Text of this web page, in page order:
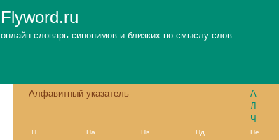
Flyword.ru
онлайн словарь синонимов и близких по смыслу слов
Алфавитный указатель А
Л
Ч
П Па Пв Пд Пе